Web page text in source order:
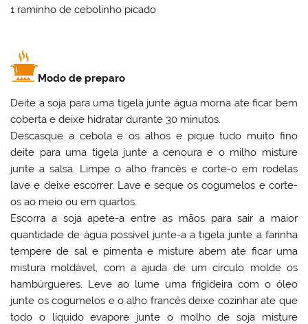
1 raminho de cebolinho picado
Modo de preparo
Deite a soja para uma tigela junte água morna ate ficar bem
coberta e deixe hidratar durante 30 minutos.
Descasque a cebola e os alhos e pique tudo muito fino
deite para uma tigela junte a cenoura e o milho misture
junte a salsa. Limpe o alho francês e corte-o em rodelas
lave e deixe escorrer. Lave e seque os cogumelos e corte-
os ao meio ou em quartos.
Escorra a soja apete-a entre as mãos para sair a maior
quantidade de água possível junte-a a tigela junte a farinha
tempere de sal e pimenta e misture abem ate ficar uma
mistura moldável, com a ajuda de um círculo molde os
hambúrgueres. Leve ao lume uma frigideira com o óleo
junte os cogumelos e o alho francês deixe cozinhar ate que
todo o líquido evapore junte o molho de soja misture